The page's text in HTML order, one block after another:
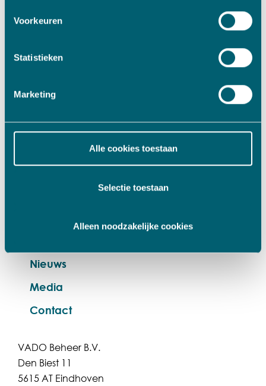
Voorkeuren
Statistieken
Marketing
Alle cookies toestaan
Selectie toestaan
Alleen noodzakelijke cookies
Familiebedrijf overnemen
Over VADO
Team
Nieuws
Media
Contact
VADO Beheer B.V.
Den Biest 11
5615 AT Eindhoven